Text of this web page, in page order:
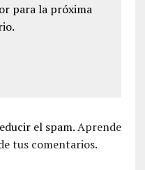
para la próxima
el spam.Aprende
tus comentarios.